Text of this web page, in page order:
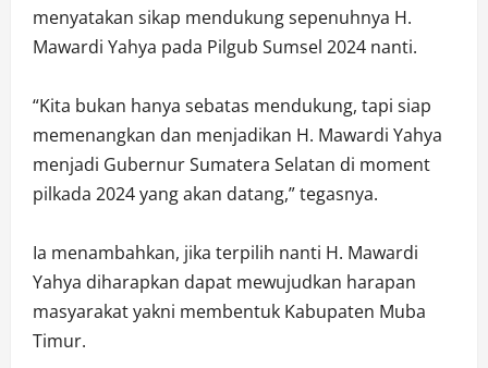
menyatakan sikap mendukung sepenuhnya H.
Mawardi Yahya pada Pilgub Sumsel 2024 nanti.
“Kita bukan hanya sebatas mendukung, tapi siap
memenangkan dan menjadikan H. Mawardi Yahya
menjadi Gubernur Sumatera Selatan di moment
pilkada 2024 yang akan datang,” tegasnya.
Ia menambahkan, jika terpilih nanti H. Mawardi
Yahya diharapkan dapat mewujudkan harapan
masyarakat yakni membentuk Kabupaten Muba
Timur.